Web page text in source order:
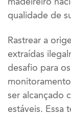
qualidade de
Rastrear a
extraídas
desafio para
ser alcançado
estáveis. Essa